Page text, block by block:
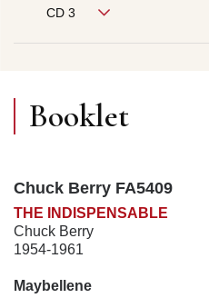
CD 3
Booklet
Chuck Berry FA5409
THE INDISPENSABLE
Chuck Berry
1954-1961
Maybellene